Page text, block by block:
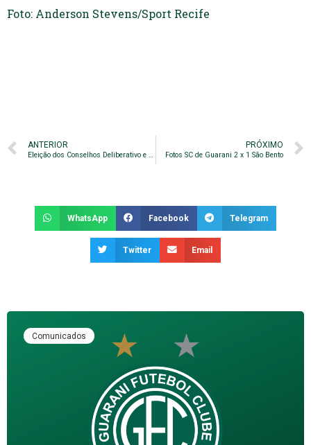
Foto: Anderson Stevens/Sport Recife
ANTERIOR
Eleição dos Conselhos Deliberativo e Fiscal
PRÓXIMO
Fotos SC de Guarani 2 x 1 São Bento
WhatsApp Facebook Telegram
Twitter Email
Comunicados